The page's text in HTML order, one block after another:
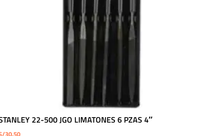
22-500 JGO LIMATONES 6 PZAS 4″
30.50